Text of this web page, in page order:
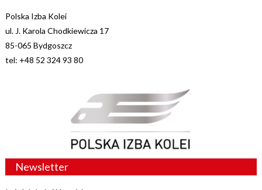
Polska Izba Kolei
ul. J. Karola Chodkiewicza 17
85-065 Bydgoszcz
tel: +48 52 324 93 80
Newsletter